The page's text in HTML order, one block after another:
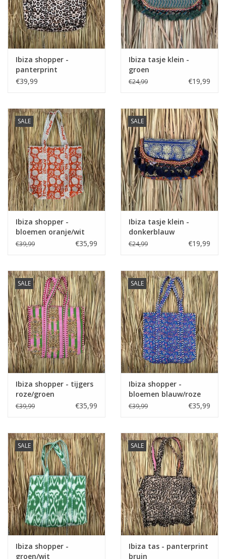
Ibiza shopper -
panterprint
€39,99
Ibiza tasje klein -
groen
€24,99 €19,99
SALE
Ibiza shopper -
bloemen oranje/wit
€39,99 €35,99
SALE
Ibiza tasje klein -
donkerblauw
€24,99 €19,99
SALE
Ibiza shopper - tijgers
roze/groen
€39,99 €35,99
SALE
Ibiza shopper -
bloemen blauw/roze
€39,99 €35,99
SALE
Ibiza shopper -
groen/wit
SALE
Ibiza tas - panterprint
bruin